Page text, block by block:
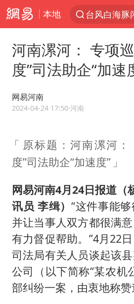
本地
台风白海豚
香港宏福苑
浙江台州《
22岁女生独
张本智和
浙江最强风
河南漯河： 专项
度”司法助企“加速
网易河南
2024-04-24 17:50·河南
原标题：河南漯河：
度”司法助企“加速度”
网易河南4月24日报道（
讯员 李缉） “这件事能
并让当事人双方都很满
有力督促帮助。”4月22
司法局有关人员谈起该
公司（以下简称“某农机
部纠纷一案，由衷地称赞